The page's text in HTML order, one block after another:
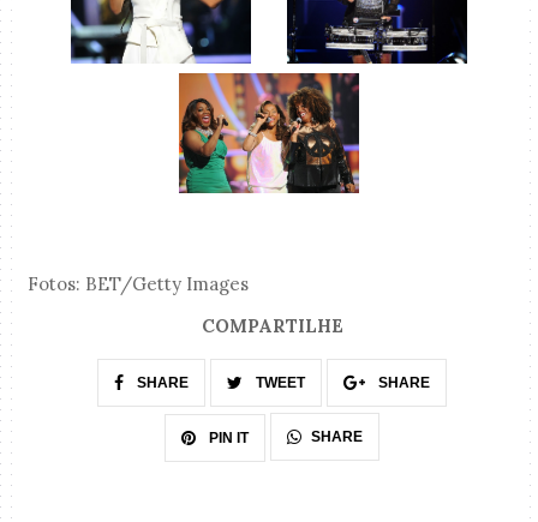
Fotos: BET/Getty Images
COMPARTILHE
SHARE TWEET SHARE
PIN IT SHARE